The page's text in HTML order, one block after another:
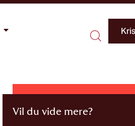
Vil du vide mere?